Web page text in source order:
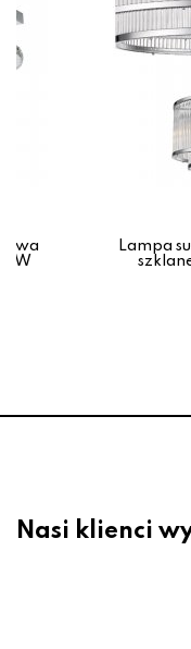
dwa
Lampa
Nasi klienci